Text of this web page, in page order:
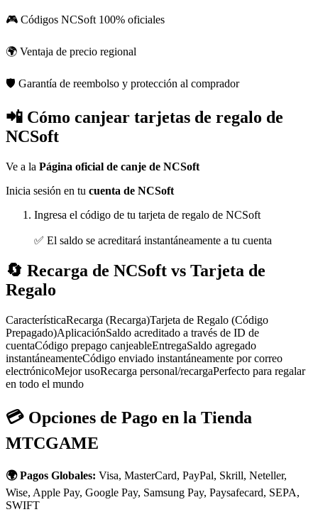
🎮 Códigos NCSoft 100% oficiales
🌍 Ventaja de precio regional
🛡 Garantía de reembolso y protección al comprador
📲 Cómo canjear tarjetas de regalo de
NCSoft
Ve a la Página oficial de canje de NCSoft
Inicia sesión en tu cuenta de NCSoft
Ingresa el código de tu tarjeta de regalo de NCSoft
✅ El saldo se acreditará instantáneamente a tu cuenta
🔄 Recarga de NCSoft vs Tarjeta de
Regalo
CaracterísticaRecarga (Recarga)Tarjeta de Regalo (Código
Prepagado)AplicaciónSaldo acreditado a través de ID de
cuentaCódigo prepago canjeableEntregaSaldo agregado
instantáneamenteCódigo enviado instantáneamente por correo
electrónicoMejor usoRecarga personal/recargaPerfecto para regalar
en todo el mundo
💳 Opciones de Pago en la Tienda
MTCGAME
🌍 Pagos Globales: Visa, MasterCard, PayPal, Skrill, Neteller,
Wise, Apple Pay, Google Pay, Samsung Pay, Paysafecard, SEPA,
SWIFT